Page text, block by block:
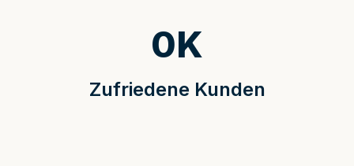
Zufriedene Kunden
0K